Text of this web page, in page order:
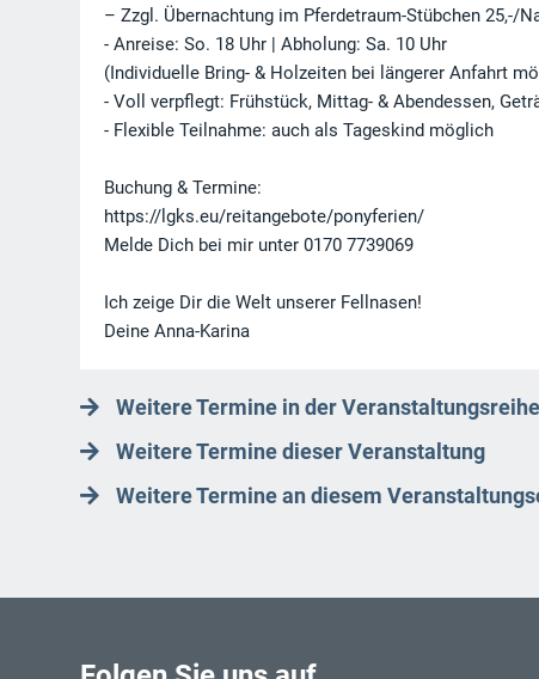
– Zzgl. Übernachtung im Pferdetraum-Stübchen 25,-/
- Anreise: So. 18 Uhr | Abholung: Sa. 10 Uhr
(Individuelle Bring- & Holzeiten bei längerer Anfahrt
- Voll verpflegt: Frühstück, Mittag- & Abendessen,
- Flexible Teilnahme: auch als Tageskind möglich
Buchung & Termine:
https://lgks.eu/reitangebote/ponyferien/
Melde Dich bei mir unter 0170 7739069
Ich zeige Dir die Welt unserer Fellnasen!
Deine Anna-Karina
Weitere Termine in der
Weitere Termine dieser Veranstaltung
Weitere Termine an diesem